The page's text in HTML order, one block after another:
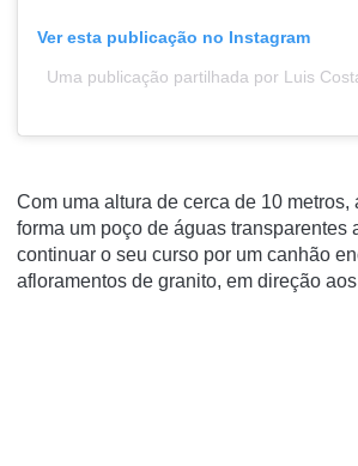
Ver esta publicação no Instagram
Uma publicação partilhada por Luis
Com uma altura de cerca de 10 metros,
forma um poço de águas transparentes
continuar o seu curso por um canhão
afloramentos de granito, em direção